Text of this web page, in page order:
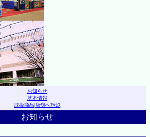
お知らせ
基本情報
取扱商品|店舗へｱｸｾｽ
お知らせ